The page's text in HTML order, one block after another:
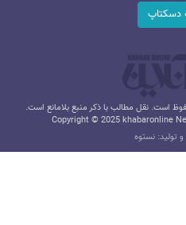
دسکتاپ
است. نقل مطالب با ذکر منبع بلامانع است.
Copyright © 2025 khabaronline
تولید: نستوه